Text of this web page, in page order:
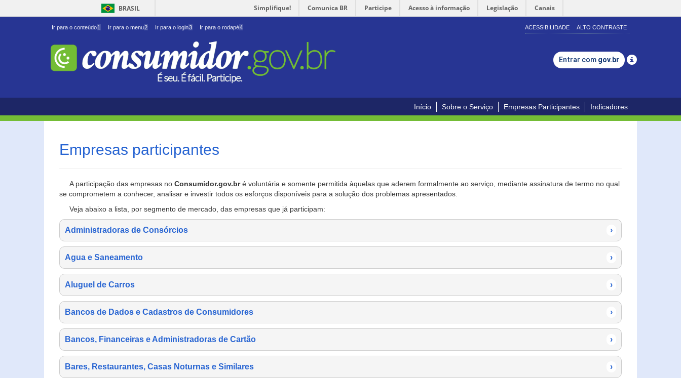
BRASIL Simplifique! Comunica BR Participe Acesso à informação Legislação Canais
Ir para o conteúdo1 Ir para o menu2 Ir para o login3 Ir para o rodapé4 ACESSIBILIDADE ALTO CONTRASTE
Entrar com gov.br
Início Sobre o Serviço Empresas Participantes Indicadores
Empresas participantes
A participação das empresas no Consumidor.gov.bré voluntária e somente permitida àquelas que aderem formalmente ao serviço, mediante assinatura de termo no qual
se comprometem a conhecer, analisar e investir todos os esforços disponíveis para a solução dos problemas apresentados.
Veja abaixo a lista, por segmento de mercado, das empresas que já participam:
Administradoras de Consórcios ›
Agua e Saneamento ›
Aluguel de Carros ›
Bancos de Dados e Cadastros de Consumidores ›
Bancos, Financeiras e Administradoras de Cartão ›
Bares, Restaurantes, Casas Noturnas e Similares ›